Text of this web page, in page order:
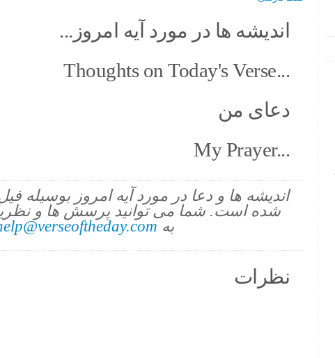
اندیشه ها در مورد آیه امروز...
Thoughts on Today's Verse...
دعای من
My Prayer...
اندیشه ها و دعا در مورد آیه امروز بوسیله
شده است. شما می توانید پرسش ها و
به
نظرات